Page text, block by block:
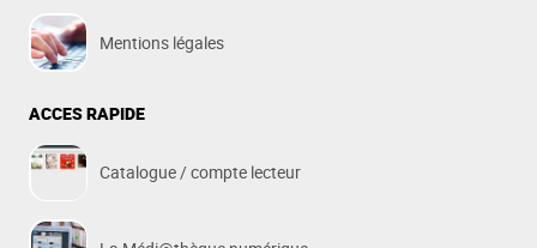
Mentions légales
ACCES RAPIDE
Catalogue / compte lecteur